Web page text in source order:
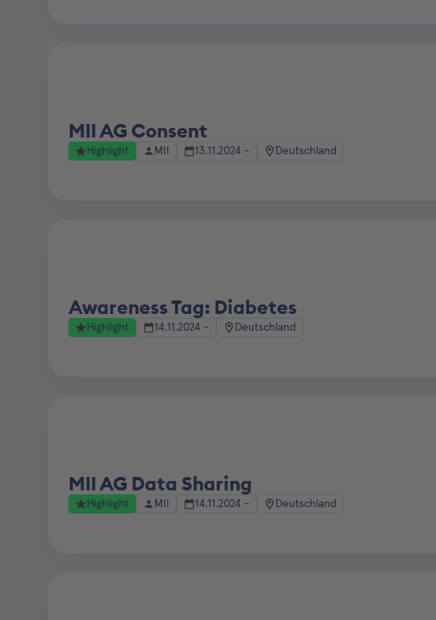
MII AG Consent
Highlight MII 13.11.2024 - Deutschland
Awareness Tag: Diabetes
Highlight 14.11.2024 - Deutschland
MII AG Data Sharing
Highlight MII 14.11.2024 - Deutschland